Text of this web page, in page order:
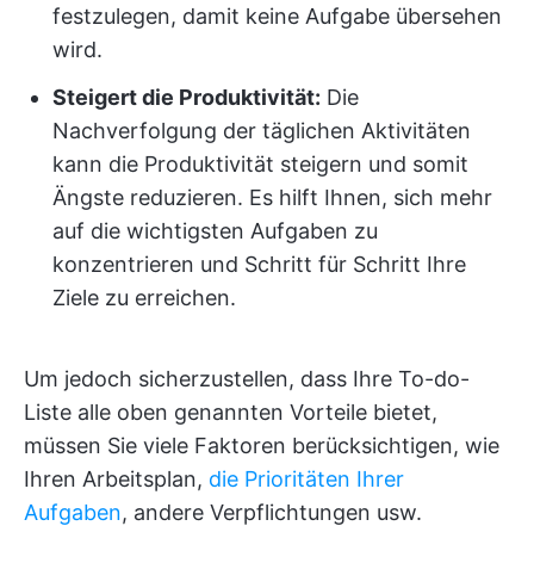
festzulegen, damit keine Aufgabe übersehen
wird.
Steigert die Produktivität: Die
Nachverfolgung der täglichen Aktivitäten
kann die Produktivität steigern und somit
Ängste reduzieren. Es hilft Ihnen, sich mehr
auf die wichtigsten Aufgaben zu
konzentrieren und Schritt für Schritt Ihre
Ziele zu erreichen.
Um jedoch sicherzustellen, dass Ihre To-do-
Liste alle oben genannten Vorteile bietet,
müssen Sie viele Faktoren berücksichtigen, wie
Ihren Arbeitsplan, die Prioritäten Ihrer
Aufgaben, andere Verpflichtungen usw.